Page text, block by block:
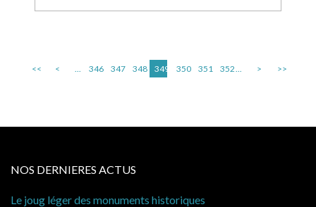
<< < ... 346 347 348 349 350 351 352... > >>
NOS DERNIERES ACTUS
historiques
Cabines de plage : le juge